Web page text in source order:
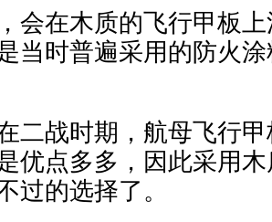
会在木质的飞行甲板
当时普遍采用的防火
二战时期，航母飞行
优点多多，因此采用
过的选择了。